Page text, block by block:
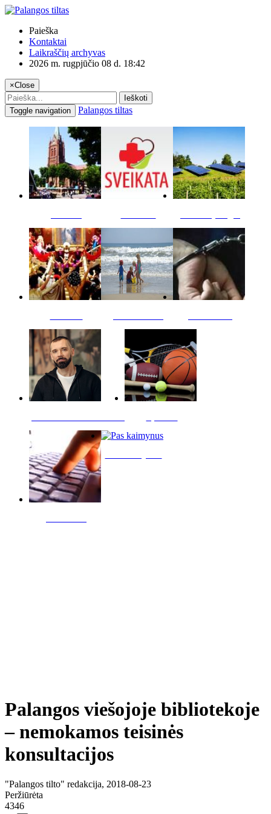
Paieška
Kontaktai
Laikraščių archyvas
2026 m. rugpjūčio 08 d. 18:42
×Close
Ieškoti
Toggle navigation
Palangos tiltas
Palangos viešojoje bibliotekoje
– nemokamos teisinės
konsultacijos
"Palangos tilto" redakcija, 2018-08-23
Peržiūrėta
4346